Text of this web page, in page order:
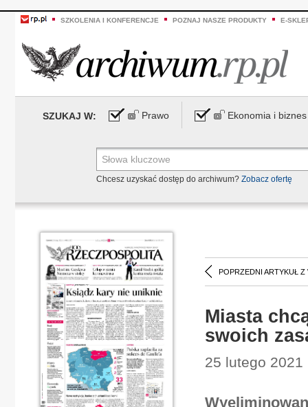
SZKOLENIA I KONFERENCJE POZNAJ NASZE PRODUKTY E-
SZUKAJ W: Prawo Ekonomia i biznes
Chcesz uzyskać dostęp do archiwum? Zobacz ofertę
POPRZEDNI ARTYKUŁ Z
Miasta
swoich
25 lutego 2021